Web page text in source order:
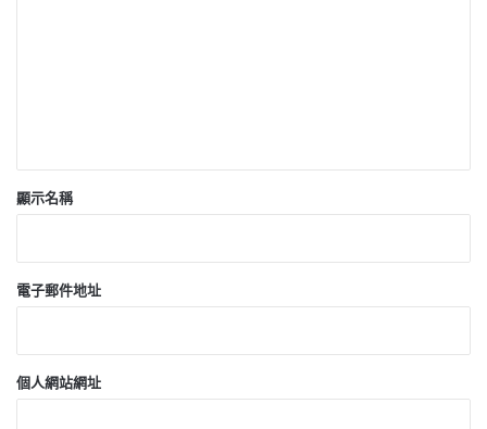
顯示名稱
電子郵件地址
個人網站網址